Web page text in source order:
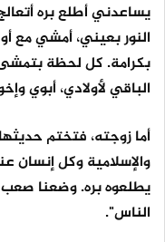
يساعدني أطلع بره
النور بعيني، أمشي مع
بكرامة. كل لحظة بتمشى
الباقي لأولادي، أبوي
أما زوجته، فتختم
والإسلامية وكل إنسان
يطلعوه بره. وضعنا صعب
الناس".